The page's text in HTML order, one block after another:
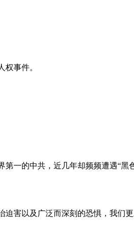
事件。
一的中共，近几年却频频遭遇“黑
害以及广泛而深刻的恐惧，我们